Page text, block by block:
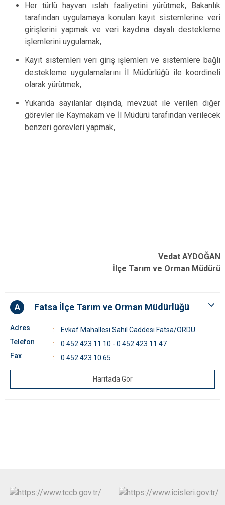
Her türlü hayvan ıslah faaliyetini yürütmek, Bakanlık
tarafından uygulamaya konulan kayıt sistemlerine veri
girişlerini yapmak ve veri kaydına dayalı destekleme
işlemlerini uygulamak,
Kayıt sistemleri veri giriş işlemleri ve sistemlere bağlı
destekleme uygulamalarını İl Müdürlüğü ile koordineli
olarak yürütmek,
Yukarıda sayılanlar dışında, mevzuat ile verilen diğer
görevler ile Kaymakam ve İl Müdürü tarafından verilecek
benzeri görevleri yapmak,
Vedat AYDOĞAN
İlçe Tarım ve Orman Müdürü
A Fatsa İlçe Tarım ve Orman Müdürlüğü
Adres
Evkaf Mahallesi Sahil Caddesi Fatsa/ORDU
Telefon
0 452 423 11 10 - 0 452 423 11 47
Fax
0 452 423 10 65
Haritada Gör